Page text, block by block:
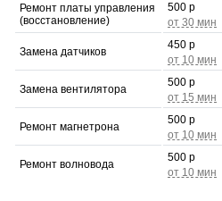
Ремонт платы управления
(восстановление)
500 р
Замена датчиков
450 р
Замена вентилятора
500 р
Ремонт магнетрона
500 р
Ремонт волновода
500 р